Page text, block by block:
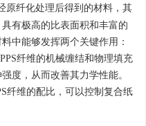
原纤化处理后得到的材料，其
有极高的比表面积和丰富的
中能够发挥两个关键作用：
纤维的机械缠结和物理填充
度，从而改善其力学性能。
纤维的配比，可以控制复合纸